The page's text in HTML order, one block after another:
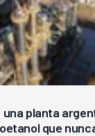
una planta
que